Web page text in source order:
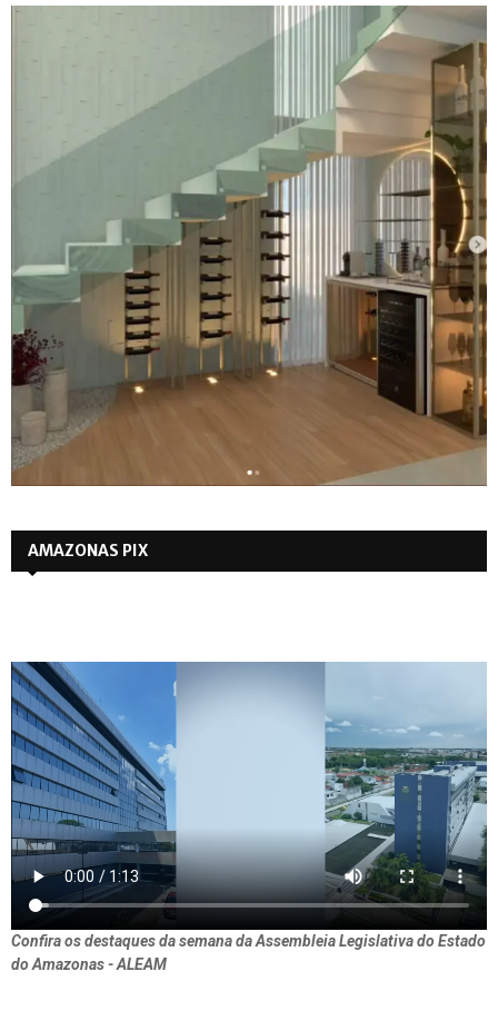
AMAZONAS PIX
Confira os destaques da semana da Assembleia Legislativa do Estado
do Amazonas - ALEAM